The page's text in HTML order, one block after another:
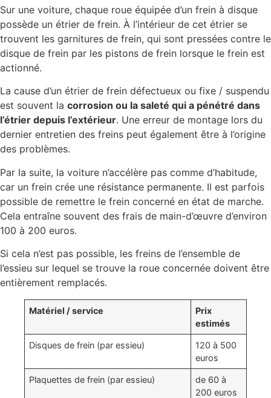
Sur une voiture, chaque roue équipée d’un frein à disque
possède un étrier de frein. À l’intérieur de cet étrier se
trouvent les garnitures de frein, qui sont pressées contre le
disque de frein par les pistons de frein lorsque le frein est
actionné.
La cause d’un étrier de frein défectueux ou fixe / suspendu
est souvent la corrosion ou la saleté qui a pénétré dans
l’étrier depuis l’extérieur. Une erreur de montage lors du
dernier entretien des freins peut également être à l’origine
des problèmes.
Par la suite, la voiture n’accélère pas comme d’habitude,
car un frein crée une résistance permanente. Il est parfois
possible de remettre le frein concerné en état de marche.
Cela entraîne souvent des frais de main-d’œuvre d’environ
100 à 200 euros.
Si cela n’est pas possible, les freins de l’ensemble de
l’essieu sur lequel se trouve la roue concernée doivent être
entièrement remplacés.
Matériel / service
Prix
estimés
Disques de frein (par essieu)
120 à 500
euros
Plaquettes de frein (par essieu)
de 60 à
200 euros